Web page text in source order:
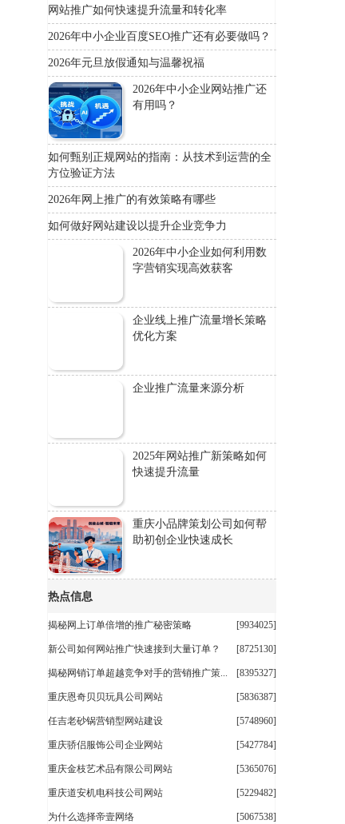
网站推广如何快速提升流量和转化率
2026年中小企业百度SEO推广还有必要做吗？
2026年元旦放假通知与温馨祝福
2026年中小企业网站推广还
有用吗？
如何甄别正规网站的指南：从技术到运营的全
方位验证方法
2026年网上推广的有效策略有哪些
如何做好网站建设以提升企业竞争力
2026年中小企业如何利用数
字营销实现高效获客
企业线上推广流量增长策略
优化方案
企业推广流量来源分析
2025年网站推广新策略如何
快速提升流量
重庆小品牌策划公司如何帮
助初创企业快速成长
热点信息
揭秘网上订单倍增的推广秘密策略 [9934025]
新公司如何网站推广快速接到大量订单？ [8725130]
揭秘网销订单超越竞争对手的营销推广策... [8395327]
重庆恩奇贝贝玩具公司网站 [5836387]
任吉老砂锅营销型网站建设 [5748960]
重庆骄侣服饰公司企业网站 [5427784]
重庆金枝艺术品有限公司网站 [5365076]
重庆道安机电科技公司网站 [5229482]
为什么选择帝壹网络 [5067538]